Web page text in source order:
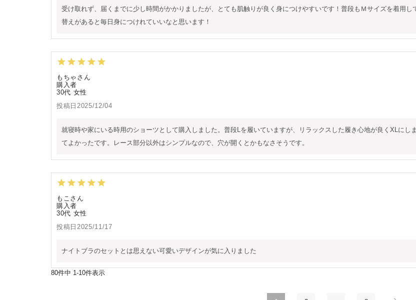
受け取れず、届くまでに少し時間がかかりましたが、とても肌触りが良く身につけやすいです！普段もＭサイズを着用
替えがあると毎日身につけれていいなと思います！
もちゃ
購入者
30代 女性
投稿日 2025/12/04
就寝時や家にいる時用のショーツとして購入しました。普段Lを履いていますが、リラックスした履き心地が良くXLに
てよかったです。レース部分以外はシンプルなので、穴が開くとかもなさそうです。
もこ
購入者
30代 女性
投稿日 2025/11/17
ナイトブラのセットとは思えない可愛いデザインが気に入りました
80件中 1 -10件表示